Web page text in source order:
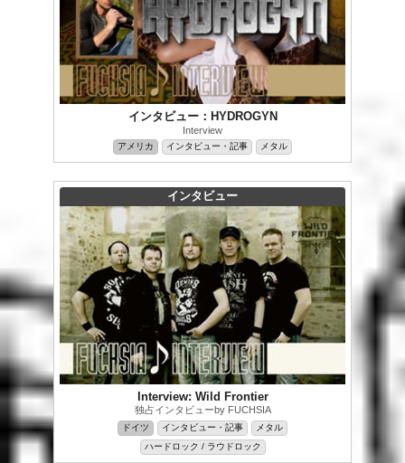
インタビュー：HYDROGYN
Interview
アメリカ インタビュー・記事 メタル
インタビュー
Interview: Wild Frontier
独占インタビューby FUCHSIA
ドイツ インタビュー・記事
メタル
ハードロック / ラウドロック